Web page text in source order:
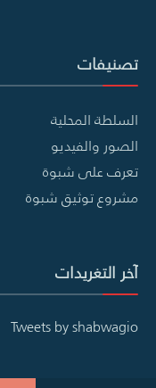
تصنيفات
السلطة المحلية
الصور والفيديو
تعرف على شبوة
مشروع توثيق شبوة
آخر التغريدات
Tweets by shabwagio